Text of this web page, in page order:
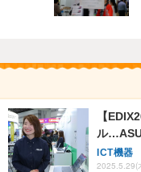
【
ル
ICT機器
2025.5.29(